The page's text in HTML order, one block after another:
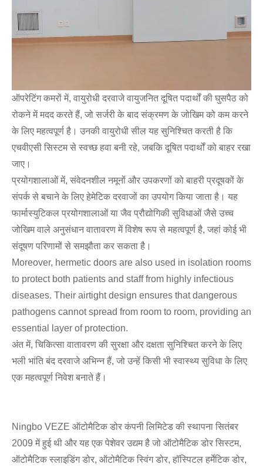
ऑपरेटिंग कमरों में, वायुरोधी दरवाजे वायुजनित दूषित पदार्थों की घुसपैठ को
रोकने में मदद करते हैं, जो सर्जरी के बाद संक्रमण के जोखिम को कम करने
के लिए महत्वपूर्ण है। उनकी वायुरोधी सील यह सुनिश्चित करती है कि
एचवीएसी सिस्टम से स्वच्छ हवा बनी रहे, जबकि दूषित पदार्थों को बाहर रखा
जाए।
प्रयोगशालाओं में, संवेदनशील नमूनों और उपकरणों को बाहरी प्रदूषकों के
संपर्क से बचाने के लिए हेमेटिक दरवाजों का उपयोग किया जाता है। यह
फार्मास्युटिकल प्रयोगशालाओं या जैव प्रौद्योगिकी सुविधाओं जैसे उच्च
जोखिम वाले अनुसंधान वातावरण में विशेष रूप से महत्वपूर्ण है, जहां कोई भी
संदूषण परिणामों से समझौता कर सकता है।
Moreover, hermetic doors are also used in isolation rooms
to protect both patients and staff from highly infectious
diseases. Their airtight design ensures that dangerous
pathogens cannot spread from room to room, providing an
essential layer of protection.
अंत में, चिकित्सा वातावरण की सुरक्षा और दक्षता सुनिश्चित करने के लिए
भली भांति बंद दरवाजे अभिन्न हैं, जो उन्हें किसी भी स्वास्थ्य सुविधा के लिए
एक महत्वपूर्ण निवेश बनाते हैं।
Ningbo VEZE ऑटोमैटिक डोर कंपनी लिमिटेड की स्थापना सितंबर
2009 में हुई थी और यह एक पेशेवर उद्यम है जो ऑटोमैटिक डोर सिस्टम,
ऑटोमैटिक स्लाइडिंग डोर, ऑटोमैटिक स्विंग डोर, हॉस्पिटल हर्मेटिक डोर,